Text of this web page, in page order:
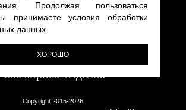
Copyright 2015-2026
Продолжая пользоваться
принимаете условия обработки
данных
ХОРОШО